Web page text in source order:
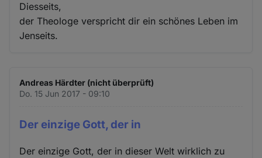
Diesseits,
der Theologe verspricht dir ein schönes Leben im
Jenseits.
Andreas Härdter (nicht überprüft)
Do. 15 Jun 2017 - 09:10
Der einzige Gott, der in
Der einzige Gott, der in dieser Welt wirklich zu